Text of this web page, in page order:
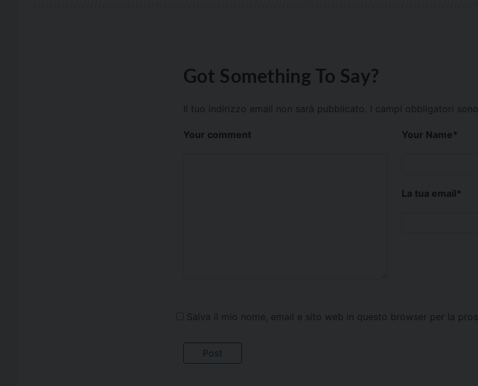
Got Something To Say?
Il tuo indirizzo email non sarà pubblicato. I campi obbligatori
Your comment Your Name*
La tua email*
Salva il mio nome, email e sito web in questo browser per la